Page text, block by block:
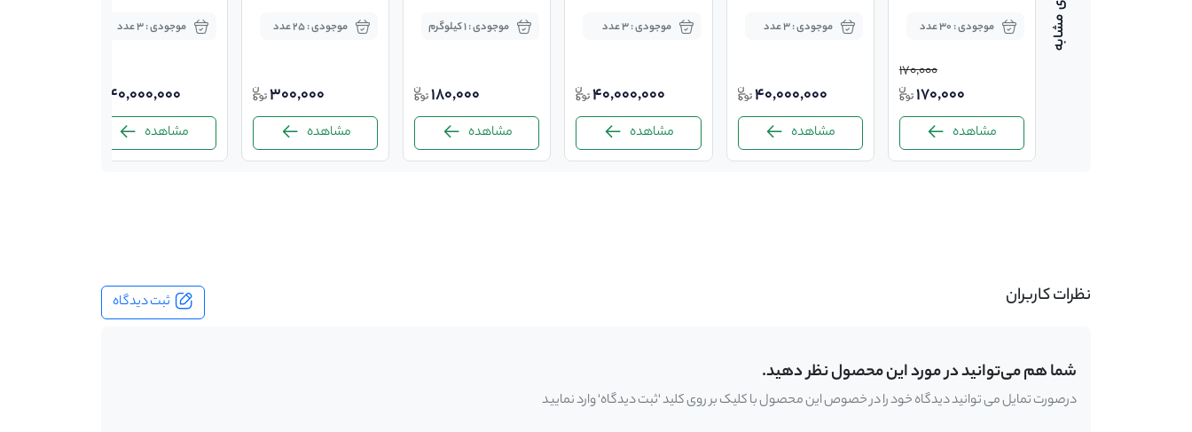
موجودی : 30 عدد
170,000
170,000
مشاهده
موجودی : 3 عدد
40,000,000
مشاهده
موجودی : 3 عدد
40,000,000
مشاهده
موجودی : 1 کیلوگرم
180,000
مشاهده
موجودی : 25 عدد
300,000
مشاهده
موجودی : 3 عدد
40,000,000
مشاهده
نظرات کاربران ثبت دیدگاه
شما هم می‌توانید در مورد این محصول نظر دهید.
درصورت تمایل می توانید دیدگاه خود را در خصوص این محصول با کلیک بر روی کلید 'ثبت دیدگاه' وارد نمایید